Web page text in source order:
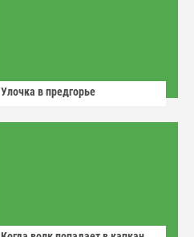
Улочка в предгорье